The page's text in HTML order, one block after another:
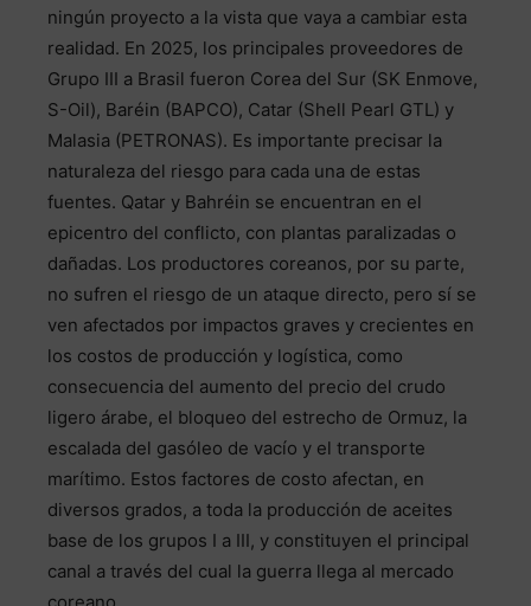
ningún proyecto a la vista que vaya a cambiar esta
realidad. En 2025, los principales proveedores de
Grupo III a Brasil fueron Corea del Sur (SK Enmove,
S-Oil), Baréin (BAPCO), Catar (Shell Pearl GTL) y
Malasia (PETRONAS). Es importante precisar la
naturaleza del riesgo para cada una de estas
fuentes. Qatar y Bahréin se encuentran en el
epicentro del conflicto, con plantas paralizadas o
dañadas. Los productores coreanos, por su parte,
no sufren el riesgo de un ataque directo, pero sí se
ven afectados por impactos graves y crecientes en
los costos de producción y logística, como
consecuencia del aumento del precio del crudo
ligero árabe, el bloqueo del estrecho de Ormuz, la
escalada del gasóleo de vacío y el transporte
marítimo. Estos factores de costo afectan, en
diversos grados, a toda la producción de aceites
base de los grupos I a III, y constituyen el principal
canal a través del cual la guerra llega al mercado